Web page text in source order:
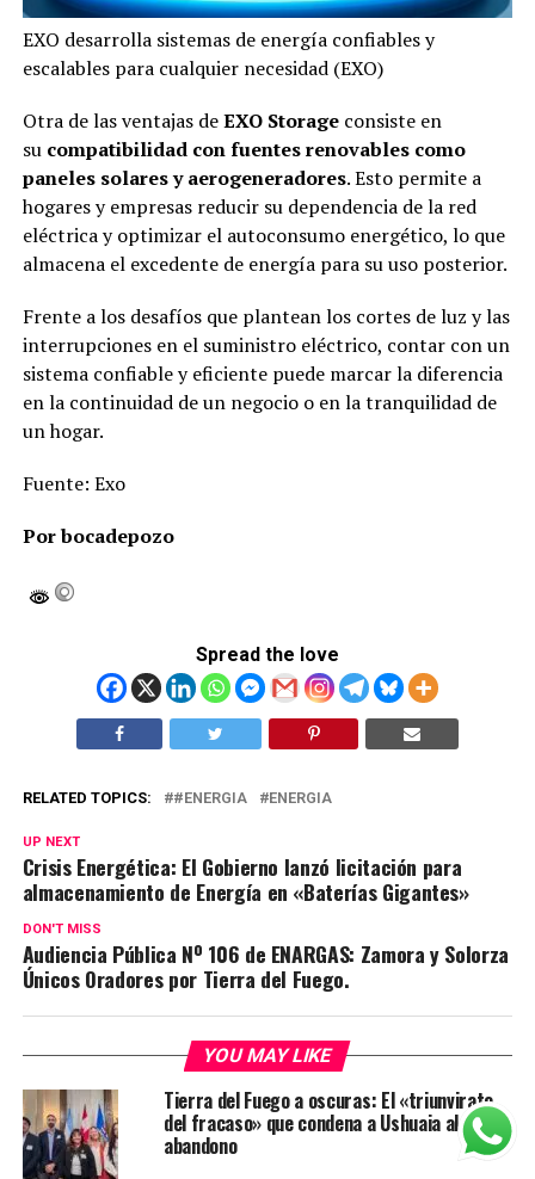
EXO desarrolla sistemas de energía confiables y
escalables para cualquier necesidad (EXO)
Otra de las ventajas deEXO Storageconsiste en
su compatibilidad con fuentes renovables como
paneles solares y aerogeneradores. Esto permite a
hogares y empresas reducir su dependencia de la red
eléctrica y optimizar el autoconsumo energético, lo que
almacena el excedente de energía para su uso posterior.
Frente a los desafíos que plantean los cortes de luz y las
interrupciones en el suministro eléctrico, contar con un
sistema confiable y eficiente puede marcar la diferencia
en la continuidad de un negocio o en la tranquilidad de
un hogar.
Fuente: Exo
Por bocadepozo
Spread the love
RELATED TOPICS: #ENERGIA ENERGIA
UP NEXT
Crisis Energética: El Gobierno lanzó licitación para
almacenamiento de Energía en «Baterías Gigantes»
DON'T MISS
Audiencia Pública Nº 106 de ENARGAS: Zamora y Solorza
Únicos Oradores por Tierra del Fuego.
YOU MAY LIKE
Tierra del Fuego a oscuras: El «triunvirato
del fracaso» que condena a Ushuaia al
abandono